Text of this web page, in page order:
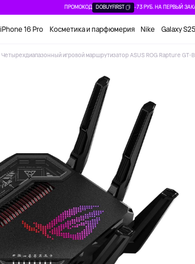
ПРОМОКОД DOBUYFIRST -73 РУБ. НА ПЕРВЫЙ
iPhone 16 Pro Косметика и парфюмерия Nike Galaxy
Четырехдиапазонный игровой маршрутизатор ASUS ROG Rapture GT-